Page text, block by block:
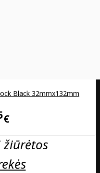
Black 32mmx132mm
€
žiūrėtos